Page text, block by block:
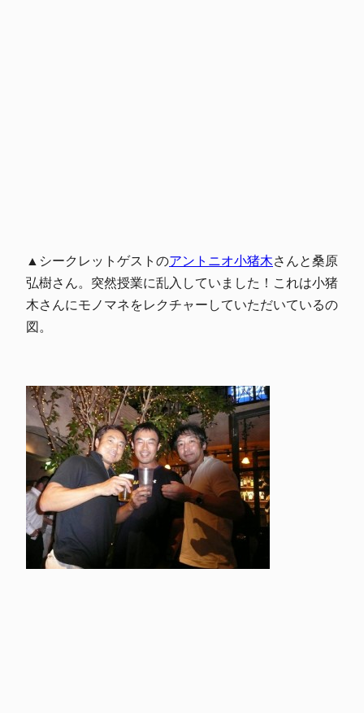
▲シークレットゲストのアントニオ小猪木さんと桑原
弘樹さん。突然授業に乱入していました！これは小猪
木さんにモノマネをレクチャーしていただいているの
図。